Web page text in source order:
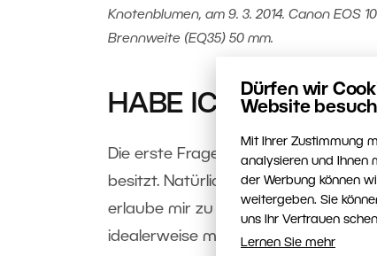
Dürfen wir
Website
Mit Ihrer Zustimmung
analysieren und Ihnen
der Werbung können
weitergeben. Sie
uns Ihr Vertrauen
Lernen Sie mehr
Knotenblumen, am 9. 3. 2014. Canon EOS
Brennweite (EQ35) 50 mm.
HABE ICH DAFÜR
Die erste Frage die jedem einfällt,
besitzt. Natürlich bietet sich an zu
erlaube mir zu behaupten, dass Sie
idealerweise mit einer längeren